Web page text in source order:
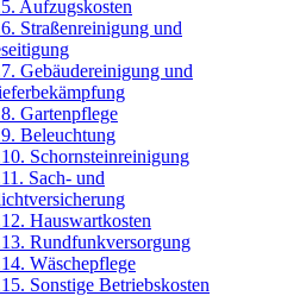
Aufzugskosten
Straßenreinigung und
Gebäudereinigung und
Gartenpflege
Beleuchtung
Schornsteinreinigung
Sach- und
Hauswartkosten
Rundfunkversorgung
Wäschepflege
Sonstige Betriebskosten